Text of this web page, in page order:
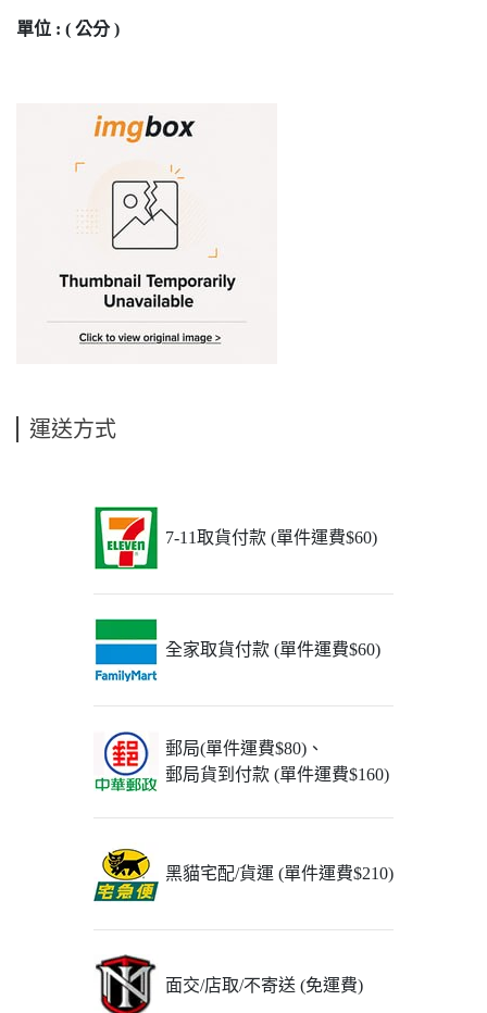
單位 : ( 公分 )
運送方式
7-11取貨付款 (單件運費$60)
全家取貨付款 (單件運費$60)
郵局(單件運費$80)、
郵局貨到付款 (單件運費$160)
黑貓宅配/貨運 (單件運費$210)
面交/店取/不寄送 (免運費)